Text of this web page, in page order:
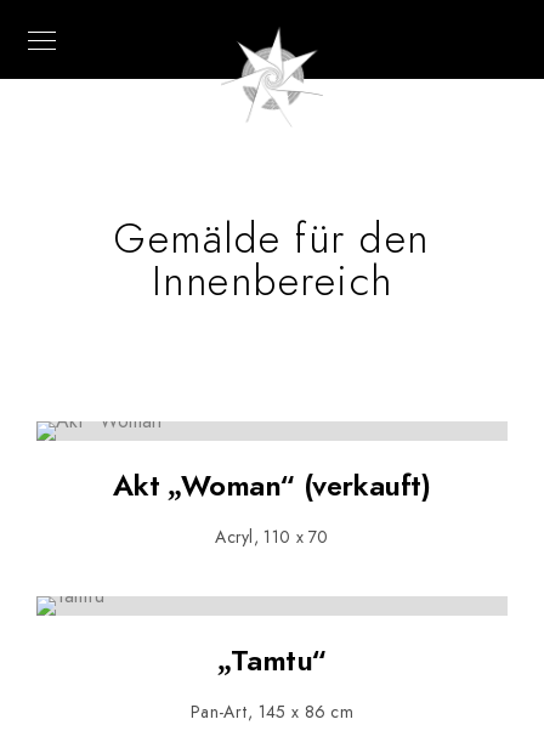
Gemälde für den
Innenbereich
Akt „Woman“ (verkauft)
Acryl, 110 x 70
„Tamtu“
Pan-Art, 145 x 86 cm